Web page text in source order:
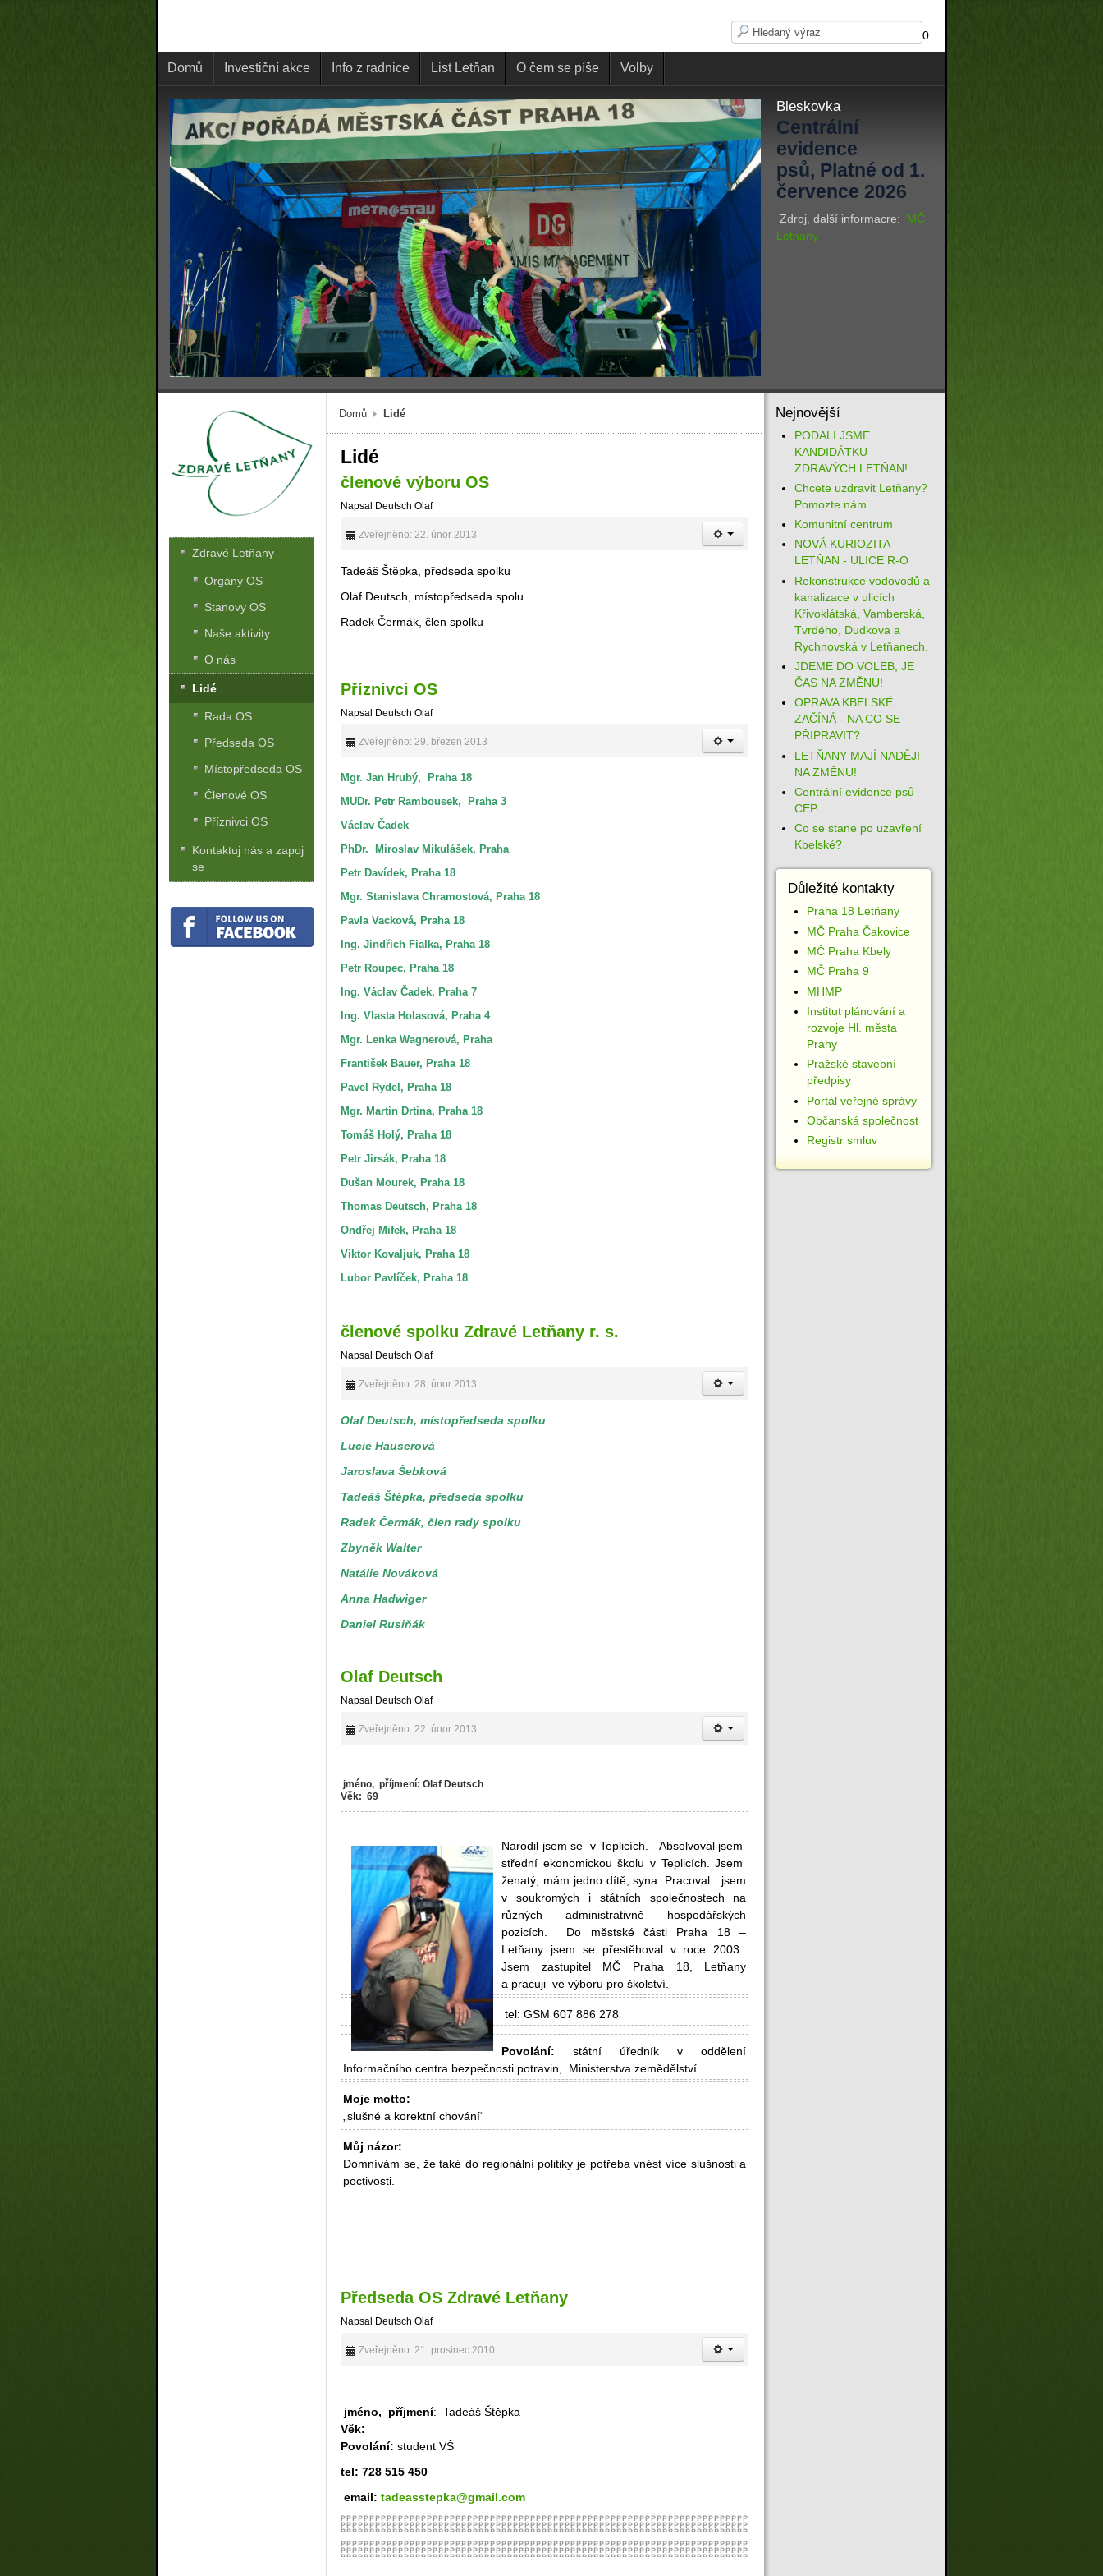
0
Domů Investiční akce Info z radnice List Letňan O čem se píše Volby
Bleskovka
Centrální
evidence
psů, Platné od 1.
července 2026
Zdroj, další informacre: MČ
Letnany
Domů Lidé
Lidé
členové výboru OS
Napsal Deutsch Olaf
Zveřejněno: 22. únor 2013
Tadeáš Štěpka, předseda spolku
Olaf Deutsch, místopředseda spolu
Radek Čermák, člen spolku
Příznivci OS
Napsal Deutsch Olaf
Zveřejněno: 29. březen 2013
Mgr. Jan Hrubý, Praha 18
MUDr. Petr Rambousek, Praha 3
Václav Čadek
PhDr. Miroslav Mikulášek, Praha
Petr Davídek, Praha 18
Mgr. Stanislava Chramostová, Praha 18
Pavla Vacková, Praha 18
Ing. Jindřich Fialka, Praha 18
Petr Roupec, Praha 18
Ing. Václav Čadek, Praha 7
Ing. Vlasta Holasová, Praha 4
Mgr. Lenka Wagnerová, Praha
František Bauer, Praha 18
Pavel Rydel, Praha 18
Mgr. Martin Drtina, Praha 18
Tomáš Holý, Praha 18
Petr Jirsák, Praha 18
Dušan Mourek, Praha 18
Thomas Deutsch, Praha 18
Ondřej Mifek, Praha 18
Viktor Kovaljuk, Praha 18
Lubor Pavlíček, Praha 18
členové spolku Zdravé Letňany r. s.
Napsal Deutsch Olaf
Zveřejněno: 28. únor 2013
Olaf Deutsch, místopředseda spolku
Lucie Hauserová
Jaroslava Šebková
Tadeáš Štěpka, předseda spolku
Radek Čermák, člen rady spolku
Zbyněk Walter
Natálie Nováková
Anna Hadwiger
Daniel Rusiňák
Olaf Deutsch
Napsal Deutsch Olaf
Zveřejněno: 22. únor 2013
jméno, příjmení: Olaf Deutsch
Věk: 69
Narodil jsem se v Teplicích. Absolvoval jsem
střední ekonomickou školu v Teplicích. Jsem
ženatý, mám jedno dítě, syna. Pracoval jsem
v soukromých i státních společnostech na
různých administrativně hospodářských
pozicích. Do městské části Praha 18 –
Letňany jsem se přestěhoval v roce 2003.
Jsem zastupitel MČ Praha 18, Letňany
a pracuji ve výboru pro školství.
tel: GSM 607 886 278
Povolání:státní úředník v oddělení
Informačního centra bezpečnosti potravin, Ministerstva zemědělství
Moje motto:
„slušné a korektní chování“
Můj názor:
Domnívám se, že také do regionální politiky je potřeba vnést více slušnosti a
poctivosti.
Předseda OS Zdravé Letňany
Napsal Deutsch Olaf
Zveřejněno: 21. prosinec 2010
jméno, příjmení: Tadeáš Štěpka
Věk:
Povolání:student VŠ
tel: 728 515 450
email:tadeasstepka@gmail.com
Zdravé Letňany
Orgány OS
Stanovy OS
Naše aktivity
O nás
Lidé
Rada OS
Předseda OS
Místopředseda OS
Členové OS
Příznivci OS
Kontaktuj nás a zapoj
se
Nejnovější
PODALI JSME
KANDIDÁTKU
ZDRAVÝCH LETŇAN!
Chcete uzdravit Letňany?
Pomozte nám.
Komunitní centrum
NOVÁ KURIOZITA
LETŇAN - ULICE R-O
Rekonstrukce vodovodů a
kanalizace v ulicích
Křivoklátská, Vamberská,
Tvrdého, Dudkova a
Rychnovská v Letňanech.
JDEME DO VOLEB, JE
ČAS NA ZMĚNU!
OPRAVA KBELSKÉ
ZAČÍNÁ - NA CO SE
PŘIPRAVIT?
LETŇANY MAJÍ NADĚJI
NA ZMĚNU!
Centrální evidence psů
CEP
Co se stane po uzavření
Kbelské?
Důležité kontakty
Praha 18 Letňany
MČ Praha Čakovice
MČ Praha Kbely
MČ Praha 9
MHMP
Institut plánování a
rozvoje Hl. města
Prahy
Pražské stavební
předpisy
Portál veřejné správy
Občanská společnost
Registr smluv